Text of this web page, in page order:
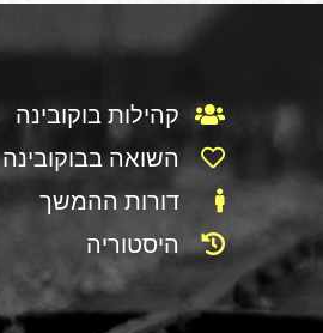
קהילות בוקובינה
השואה בבוקובינה
דורות ההמשך
היסטוריה